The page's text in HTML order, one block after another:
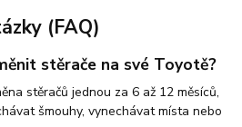
(FAQ)
stěrače na své Toyotě?
stěračů jednou za 6 až 12 měsíců,
šmouhy, vynechávat místa nebo